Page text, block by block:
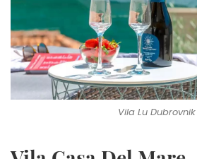
Vila Lu Dubrovnik